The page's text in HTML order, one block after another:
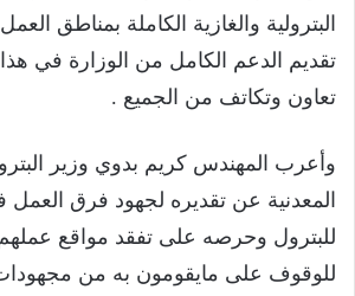
البترولية والغازية الكاملة بمناطق
تقديم الدعم الكامل من الوزارة في
تعاون وتكاتف من الجميع .
وأعرب المهندس كريم بدوي وزير
المعدنية عن تقديره لجهود فرق العمل
للبترول وحرصه على تفقد مواقع عملهم
للوقوف على مايقومون به من